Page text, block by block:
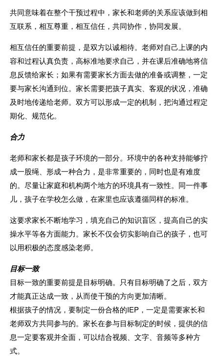
共同意味着在整个干预过程中，家长和老师的关系应该做到相
互联系，相互尊重，相互信任，共同协作，协同发展。
相互信任的重要前提，是双方以诚相待。 老师对自己上课的内
容和过程认真负责，高标准地要求自己，并在课后准确地将信
息反馈给家长；如果有需要家长方面去做的准备或调整，一定
要与家长沟通到位。家长需要把孩子真实、客观的状况，准确
及时地传递给老师。双方可以形成一定的机制，把沟通过程定
期化、规范化。
合力
老师和家长都是孩子环境的一部分。环境中的各种支持能够拧
成一股绳、形成一种合力，是非常重要的，同时也是有难度
的。 尽量让家庭和机构两个地方的环境具有一致性。同一件事
儿，孩子在学校怎么做，在家里也应该遵循同样的标准。
这要求家长不断地学习，填充自己的知识盲区，提高自己的实
操水平等各方面能力。家长不仅会切实影响自己的孩子，也可
以用积极的态度感染老师。
目标一致
目标一致的重要前提是目标明确。只有目标明确了之后，双方
才能真正达成一致，从而使干预的方向更加清晰。
根据孩子的情况，要制定一份合格的IEP，一定是需要家长和
老师双方共同参与的。 家长在参与目标制定的时候，提供的信
息一定要客观并全面 ， 可以结合视频、文字、音频等多种方
式。